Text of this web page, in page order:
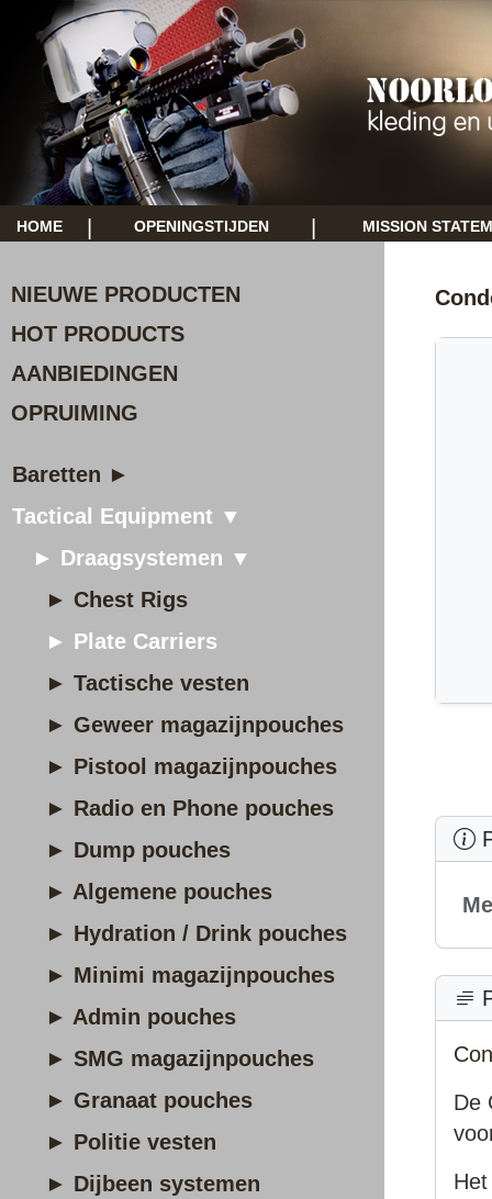
HOME OPENINGSTIJDEN MISSION
NIEUWE PRODUCTEN
HOT PRODUCTS
AANBIEDINGEN
OPRUIMING
Baretten ►
Tactical Equipment ▼
► Draagsystemen ▼
► Chest Rigs
► Plate Carriers
► Tactische vesten
► Geweer magazijnpouches
► Pistool magazijnpouches
► Radio en Phone pouches
► Dump pouches
► Algemene pouches
► Hydration / Drink pouches
► Minimi magazijnpouches
► Admin pouches
► SMG magazijnpouches
► Granaat pouches
► Politie vesten
► Dijbeen systemen
De